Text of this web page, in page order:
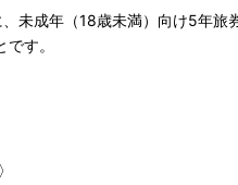
成年（18歳未満）向け5年旅
す。